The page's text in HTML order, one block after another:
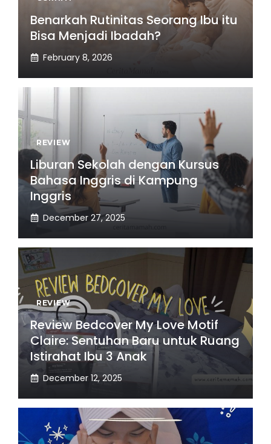
Benarkah Rutinitas Seorang Ibu itu
Bisa Menjadi Ibadah?
February 8, 2026
REVIEW
Liburan Sekolah dengan Kursus
Bahasa Inggris di Kampung
Inggris
December 27, 2025
REVIEW
Review Bedcover My Love Motif
Claire: Sentuhan Baru untuk Ruang
Istirahat Ibu 3 Anak
December 12, 2025